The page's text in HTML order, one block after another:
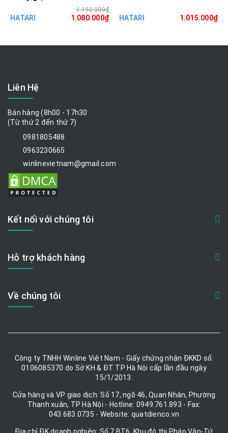
HATARI
1.190.000₫
1.080.000₫ HATARI 1.015.000₫
Liên Hệ
Bán hàng (8h00 - 17h30
(Từ thứ 2 đến thứ 7)
0981805488
0963230665
winlinevietnam@gmail.com
Kết nối với chúng tôi
Hỗ trợ khách hàng
Về chúng tôi
Công ty TNHH Winline Việt Nam - Giấy chứng nhận ĐKKD số:
0106085370 do Sở KH & ĐT TP Hà Nội cấp lần đầu ngày
15/1/2013.
Cửa hàng và VP giao dịch: Số 17, ngõ 46, Quan Nhân, Phường
Thanh xuân, TP Hà Nội - Hotline: 0949.761.893 - Fax:
043.683.0735 - Website: quatdienco.vn